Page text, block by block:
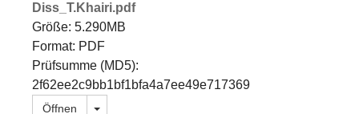
Diss_T.Khairi.pdf
Größe: 5.290MB
Format: PDF
Prüfsumme (MD5):
2f62ee2c9bb1bf1bfa4a7ee49e717369
Öffnen Dropdown öffnen